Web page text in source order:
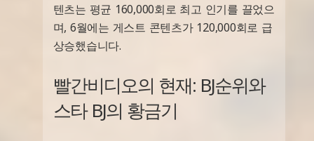
텐츠는 평균 160,000회로 최고 인기를 끌었으
며, 6월에는 게스트 콘텐츠가 120,000회로 급
상승했습니다.
빨간비디오의 현재: BJ순위와
스타 BJ의 황금기